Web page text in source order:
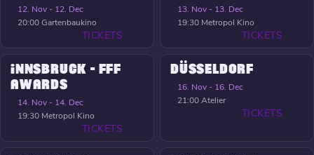
12. Nov - 12. Dec
20:00Gartenbaukino
TICKETS
13. Nov - 13. Dec
19:30 Metropol Kino
TICKETS
INNSBRUCK - FFF
AWARDS
14. Nov - 14. Dec
19:30 Metropol Kino
TICKETS
DÜSSELDORF
16. Nov - 16. Dec
21:00Atelier
TICKETS